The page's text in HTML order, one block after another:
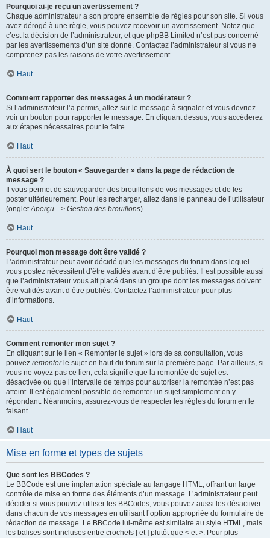
Pourquoi ai-je reçu un avertissement ?
Chaque administrateur a son propre ensemble de règles pour son site. Si vous
avez dérogé à une règle, vous pouvez recevoir un avertissement. Notez que
c’est la décision de l’administrateur, et que phpBB Limited n’est pas concerné
par les avertissements d’un site donné. Contactez l’administrateur si vous ne
comprenez pas les raisons de votre avertissement.
Haut
Comment rapporter des messages à un modérateur ?
Si l’administrateur l’a permis, allez sur le message à signaler et vous devriez
voir un bouton pour rapporter le message. En cliquant dessus, vous accéderez
aux étapes nécessaires pour le faire.
Haut
À quoi sert le bouton « Sauvegarder » dans la page de rédaction de
message ?
Il vous permet de sauvegarder des brouillons de vos messages et de les
poster ultérieurement. Pour les recharger, allez dans le panneau de l’utilisateur
(ongletAperçu --> Gestion des brouillons).
Haut
Pourquoi mon message doit être validé ?
L’administrateur peut avoir décidé que les messages du forum dans lequel
vous postez nécessitent d’être validés avant d’être publiés. Il est possible aussi
que l’administrateur vous ait placé dans un groupe dont les messages doivent
être validés avant d’être publiés. Contactez l’administrateur pour plus
d’informations.
Haut
Comment remonter mon sujet ?
En cliquant sur le lien « Remonter le sujet » lors de sa consultation, vous
pouvez remonterle sujet en haut du forum sur la première page. Par ailleurs, si
vous ne voyez pas ce lien, cela signifie que la remontée de sujet est
désactivée ou que l’intervalle de temps pour autoriser la remontée n’est pas
atteint. Il est également possible de remonter un sujet simplement en y
répondant. Néanmoins, assurez-vous de respecter les règles du forum en le
faisant.
Haut
Mise en forme et types de sujets
Que sont les BBCodes ?
Le BBCode est une implantation spéciale au langage HTML, offrant un large
contrôle de mise en forme des éléments d’un message. L’administrateur peut
décider si vous pouvez utiliser les BBCodes, vous pouvez aussi les désactiver
dans chacun de vos messages en utilisant l’option appropriée du formulaire de
rédaction de message. Le BBCode lui-même est similaire au style HTML, mais
les balises sont incluses entre crochets [ et ] plutôt que < et >. Pour plus